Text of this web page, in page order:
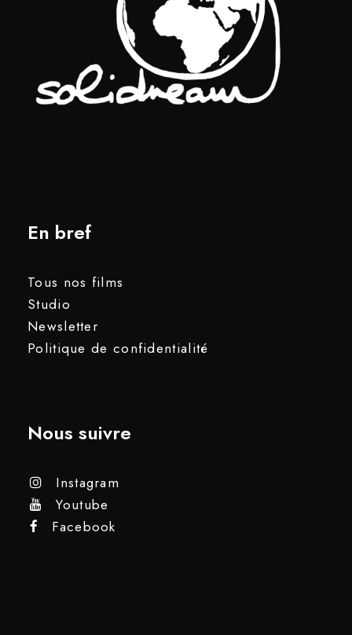
En bref
Tous nos films
Studio
Newsletter
Politique de confidentialité
Nous suivre
Instagram
Youtube
Facebook